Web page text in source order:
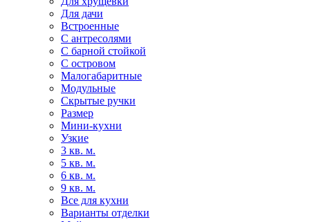
Для дачи
Встроенные
С антресолями
С барной стойкой
С островом
Малогабаритные
Модульные
Скрытые ручки
Размер
Мини-кухни
Узкие
3 кв. м.
5 кв. м.
6 кв. м.
9 кв. м.
Все для кухни
Варианты отделки